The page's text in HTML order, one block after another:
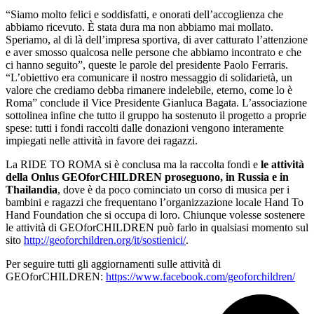
“Siamo molto felici e soddisfatti, e onorati dell’accoglienza che
abbiamo ricevuto. È stata dura ma non abbiamo mai mollato.
Speriamo, al di là dell’impresa sportiva, di aver catturato l’attenzione
e aver smosso qualcosa nelle persone che abbiamo incontrato e che
ci hanno seguito”, queste le parole del presidente Paolo Ferraris.
“L’obiettivo era comunicare il nostro messaggio di solidarietà, un
valore che crediamo debba rimanere indelebile, eterno, come lo è
Roma” conclude il Vice Presidente Gianluca Bagata. L’associazione
sottolinea infine che tutto il gruppo ha sostenuto il progetto a proprie
spese: tutti i fondi raccolti dalle donazioni vengono interamente
impiegati nelle attività in favore dei ragazzi.
La RIDE TO ROMA si è conclusa ma la raccolta fondi e le attività
della Onlus GEOforCHILDREN proseguono, in Russia e in
Thailandia, dove è da poco cominciato un corso di musica per i
bambini e ragazzi che frequentano l’organizzazione locale Hand To
Hand Foundation che si occupa di loro. Chiunque volesse sostenere
le attività di GEOforCHILDREN può farlo in qualsiasi momento sul
sito http://geoforchildren.org/it/sostienici/.
Per seguire tutti gli aggiornamenti sulle attività di
GEOforCHILDREN: https://www.facebook.com/geoforchildren/